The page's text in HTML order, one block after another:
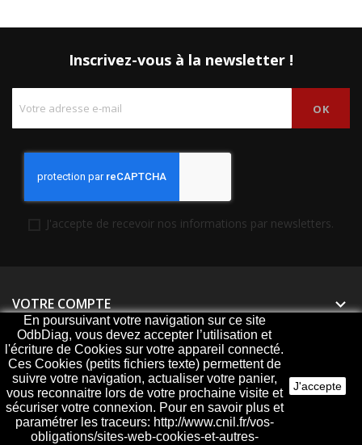
Inscrivez-vous à la newsletter !
J'accepte de recevoir nos informations par newsletters.
VOTRE COMPTE 
PRODUITS
NOTRE SOCIÉTÉ 
En poursuivant votre navigation sur ce site
OdbDiag, vous devez accepter l’utilisation et
l'écriture de Cookies sur votre appareil connecté.
Ces Cookies (petits fichiers texte) permettent de
suivre votre navigation, actualiser votre panier,
vous reconnaitre lors de votre prochaine visite et
sécuriser votre connexion. Pour en savoir plus et
paramétrer les traceurs: http://www.cnil.fr/vos-
obligations/sites-web-cookies-et-autres-
J'accepte